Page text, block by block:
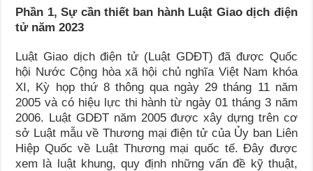
Phần 1, Sự cần thiết ban hành Luật Giao dịch điện
tử năm 2023
Luật Giao dịch điện tử (Luật GDĐT) đã được Quốc
hội Nước Cộng hòa xã hội chủ nghĩa Việt Nam khóa
XI, Kỳ họp thứ 8 thông qua ngày 29 tháng 11 năm
2005 và có hiệu lực thi hành từ ngày 01 tháng 3 năm
2006. Luật GDĐT năm 2005 được xây dựng trên cơ
sở Luật mẫu về Thương mại điện tử của Ủy ban Liên
Hiệp Quốc về Luật Thương mại quốc tế. Đây được
xem là luật khung, quy định những vấn đề kỹ thuật,